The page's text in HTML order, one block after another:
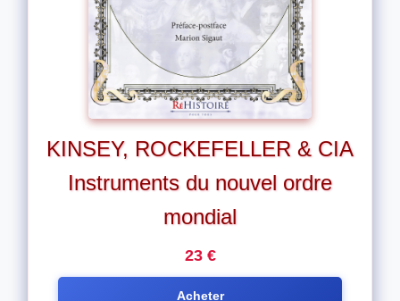
KINSEY, ROCKEFELLER & CIA
Instruments du nouvel ordre
mondial
23 €
Acheter